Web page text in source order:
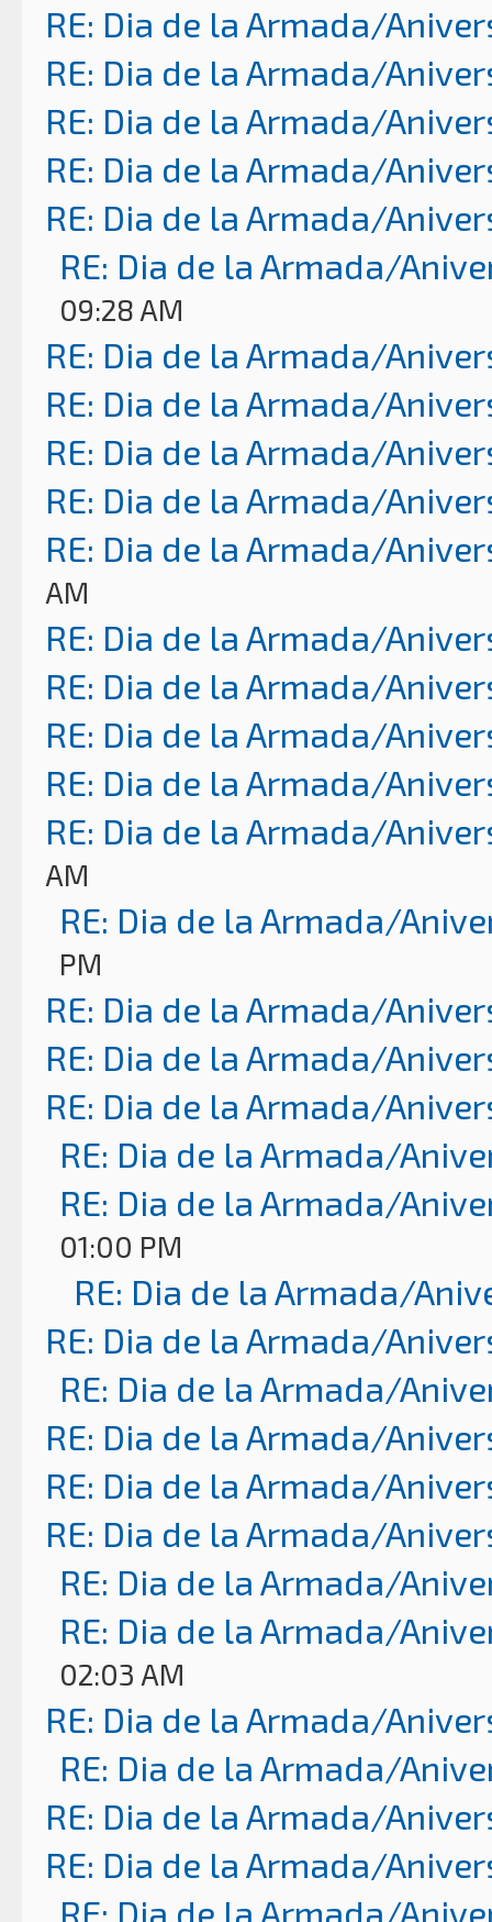
RE: Dia de la Armada/
RE: Dia de la Armada/
RE: Dia de la Armada/
RE: Dia de la Armada/
RE: Dia de la Armada/
RE: Dia de la Armada/
09:28 AM
RE: Dia de la Armada/
RE: Dia de la Armada/
RE: Dia de la Armada/
RE: Dia de la Armada/
RE: Dia de la Armada/
AM
RE: Dia de la Armada/
RE: Dia de la Armada/
RE: Dia de la Armada/
RE: Dia de la Armada/
RE: Dia de la Armada/
AM
RE: Dia de la Armada/
PM
RE: Dia de la Armada/
RE: Dia de la Armada/
RE: Dia de la Armada/
RE: Dia de la Armada/
RE: Dia de la Armada/
01:00 PM
RE: Dia de la Armada/
RE: Dia de la Armada/
RE: Dia de la Armada/
RE: Dia de la Armada/
RE: Dia de la Armada/
RE: Dia de la Armada/
RE: Dia de la Armada/
RE: Dia de la Armada/
02:03 AM
RE: Dia de la Armada/
RE: Dia de la Armada/
RE: Dia de la Armada/
RE: Dia de la Armada/
RE: Dia de la Armada/